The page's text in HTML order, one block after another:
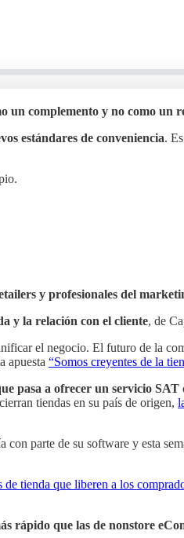
un complemento y no como un
estándares de conveniencia.
y profesionales del
y la relación con el cliente, de
el negocio. El futuro de la
apuesta “Somos creyentes de la
pasa a ofrecer un servicio
tiendas en su país de origen,
con parte de su software y esta
de tienda que liberen a los
rápido que las de nonstore